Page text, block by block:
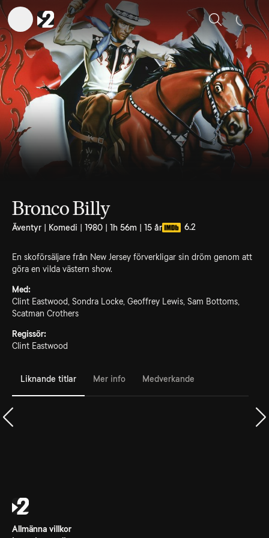
Sök
Bronco Billy
Äventyr | Komedi | 1980 | 1h 56m | 15 år 6.2
En skoförsäljare från New Jersey förverkligar sin dröm genom att
göra en vilda västern show.
Med:
Clint Eastwood, Sondra Locke, Geoffrey Lewis, Sam Bottoms,
Scatman Crothers
Regissör:
Clint Eastwood
Liknande titlar Mer info Medverkande
Allmänna villkor